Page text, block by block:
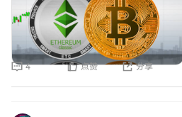
4 点赞 分享